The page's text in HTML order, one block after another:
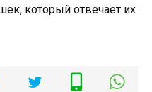
который отвечает их